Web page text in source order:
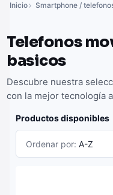
Inicio Smartphone /
Telefonos
basicos
Descubre nuestra
con la mejor tecnología
Productos disponibles
Ordenar por: A-Z